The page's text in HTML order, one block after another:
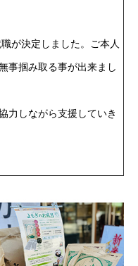
が決定しました。ご本人
事掴み取る事が出来まし
力しながら支援していき